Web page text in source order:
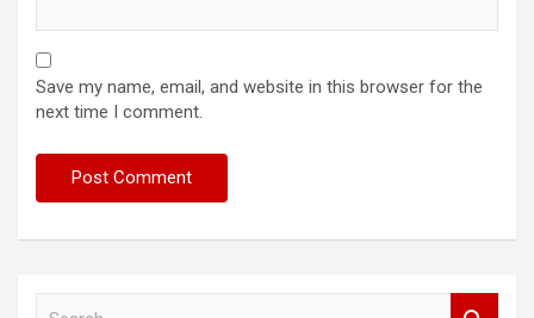
Save my name, email, and website in this browser for the
next time I comment.